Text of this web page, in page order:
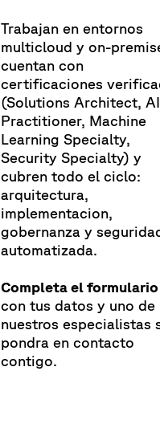
Trabajan en entornos
multicloud y on-
cuentan con
certificaciones
(Solutions Architect, AI
Practitioner, Machine
Learning Specialty,
Security Specialty) y
cubren todo el ciclo:
arquitectura,
implementacion,
gobernanza y
automatizada.
Completa el formulario
con tus datos y uno de
nuestros especialistas
pondra en contacto
contigo.